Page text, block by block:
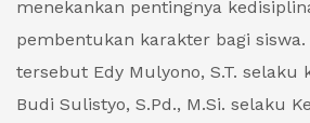
menekankan pentingnya
pembentukan karakter bagi
tersebut Edy Mulyono, S.T. selaku
Budi Sulistyo, S.Pd., M.Si. selaku